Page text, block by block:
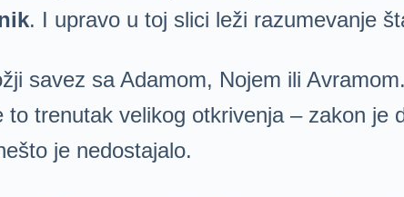
. I upravo u toj slici leži razumevanje
savez sa Adamom, Nojem ili
to trenutak velikog otkrivenja – zakon je
je nedostajalo.